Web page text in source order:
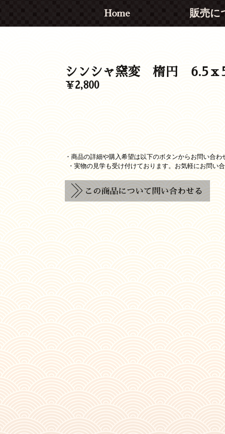
Home 販売に
シンシャ窯変 楕円 6.5
￥2,800
・商品の詳細や購入希望は以下のボタンからお問い合わ
・実物の見学も受け付けております。お気軽にお問い合